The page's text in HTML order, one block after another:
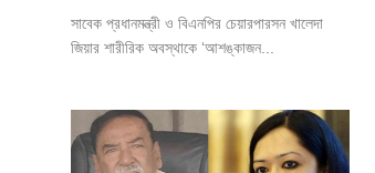
সাবেক প্রধানমন্ত্রী ও বিএনপির চেয়ারপারসন খালেদা
জিয়ার শারীরিক অবস্থাকে ‘আশঙ্কাজন...